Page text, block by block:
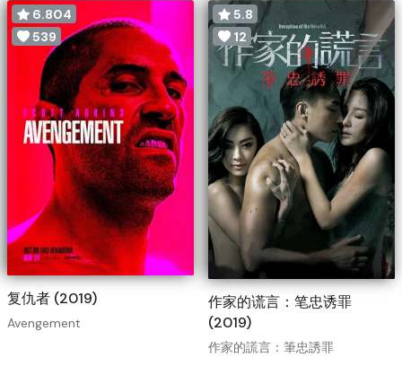
6.804
539
复仇者 (2019)
Avengement
5.8
12
作家的谎言：笔忠诱罪
(2019)
作家的謊言：筆忠誘罪